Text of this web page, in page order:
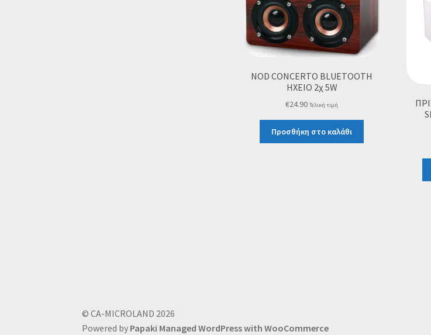
NOD CONCERTO BLUETOOTH
ΗΧΕΙΟ 2χ 5W
€24.90 Τελική τιμή
Προσθήκη στο καλάθι
© CA-MICROLAND 2026
Powered by Papaki Managed WordPress with WooCommerce